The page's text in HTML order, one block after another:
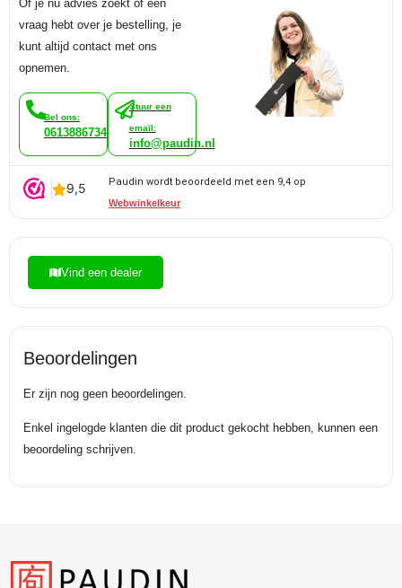
Of je nu advies zoekt of een
vraag hebt over je bestelling, je
kunt altijd contact met ons
opnemen.
Bel ons:
0613886734
Stuur een
email:
info@paudin.nl
Paudin wordt beoordeeld met een 9,4 op
Webwinkelkeur
Vind een dealer
Beoordelingen
Er zijn nog geen beoordelingen.
Enkel ingelogde klanten die dit product gekocht hebben, kunnen een
beoordeling schrijven.